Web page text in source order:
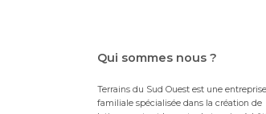
privilégié pour la vie de famille.
de son choix pour élaborer son
construction. Pour davantage
Qui sommes nous ?
Terrains du Sud Ouest est une entreprise
familiale spécialisée dans la création de